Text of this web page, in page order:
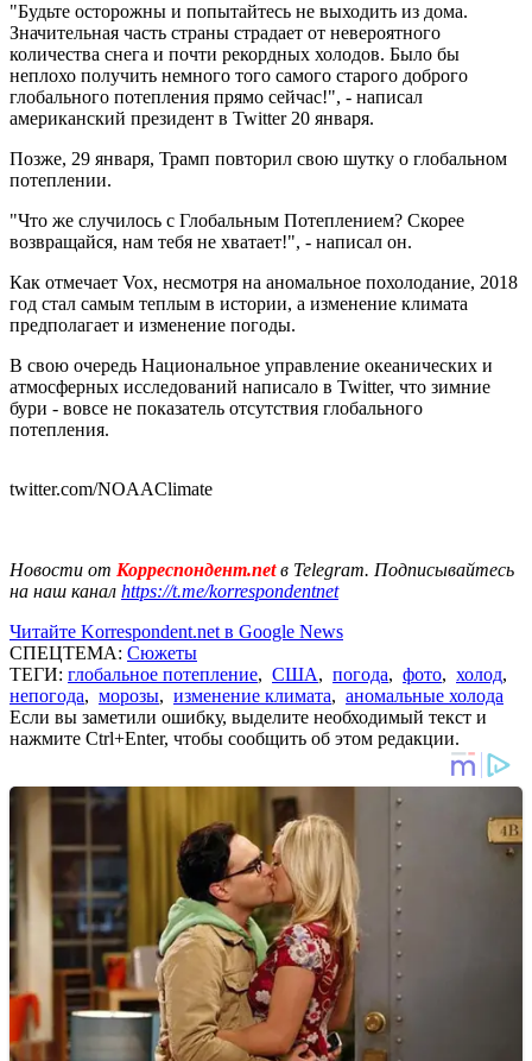
"Будьте осторожны и попытайтесь не выходить из дома.
Значительная часть страны страдает от невероятного
количества снега и почти рекордных холодов. Было бы
неплохо получить немного того самого старого доброго
глобального потепления прямо сейчас!", - написал
американский президент в Twitter 20 января.
Позже, 29 января, Трамп повторил свою шутку о глобальном
потеплении.
"Что же случилось с Глобальным Потеплением? Скорее
возвращайся, нам тебя не хватает!", - написал он.
Как отмечает Vox, несмотря на аномальное похолодание, 2018
год стал самым теплым в истории, а изменение климата
предполагает и изменение погоды.
В свою очередь Национальное управление океанических и
атмосферных исследований написало в Twitter, что зимние
бури - вовсе не показатель отсутствия глобального
потепления.
twitter.com/NOAAClimate
Новости от Корреспондент.netв Telegram. Подписывайтесь
на наш канал https://t.me/korrespondentnet
Читайте Korrespondent.net в Google News
СПЕЦТЕМА: Сюжеты
ТЕГИ: глобальное потепление, США, погода, фото, холод,
непогода, морозы, изменение климата, аномальные холода
Если вы заметили ошибку, выделите необходимый текст и
нажмите Ctrl+Enter, чтобы сообщить об этом редакции.